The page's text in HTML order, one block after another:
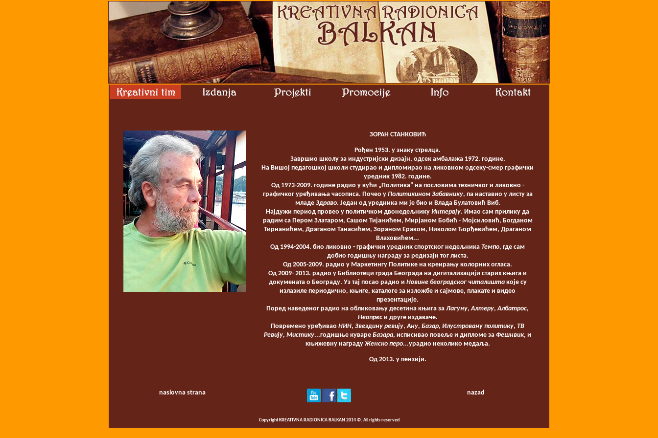
ЗОРАН СТАНКОВИЋ
Рођен 1953. у знаку стрелца.
Завршио школу за индустријски дизајн, одсек амбалажа 1972. године.
На Вишој педагошкој школи студирао и дипломирао на ликовном одсеку-смер графички
уредник 1982. године.
Од 1973-2009. године радио у кући „Политика“ на пословима техничког и ликовно -
графичког уређивања часописа. Почео у Политикином Забавнику, па наставио у листу за
младе Здраво. Један од уредника ми је био и Влада Булатовић Виб.
Најдужи период провео у политичком двонедељнику Интервју. Имао сам прилику да
радим са Пером Златаром, Сашом Тијанићем, Мирјаном Бобић - Мојсиловић, Богданом
Тирнанићем, Драганом Танасићем, Зораном Ераком, Николом Ђорђевићем, Драганом
Влаховићем...
Од 1994-2004. био ликовно - графички уредник спортског недељника Темпо, где сам
добио годишњу награду за редизајн тог листа.
Од 2005-2009. радио у Маркетингу Политике на креирању колорних огласа.
Од 2009- 2013. радио у Библиотеци града Београда на дигитализацији старих књига и
докумената о Београду. Уз тај посао радио и Новине београдског читалиштакоје су
излазиле периодично, књиге, каталоге за изложбе и сајмове, плакате и видео
презентације.
Поред наведеног радио на обликовању десетина књига за Лагуну,Алтеру,Албатрос,
Неопреси друге издаваче.
Повремено уређивао НИН, Звездину ревију,Ану, Базар, Илустровану политику, ТВ
Ревију, Мистику...годишње куваре Базара, исписивао повеље и дипломе за Фешнвик, и
књижевну награду Женско перо...урадио неколико медаља.
Од 2013. у пензији.
naslovna strana nazad
Copyright KREATIVNA RADIONICA BALKAN 2014 ©. All rights reserved